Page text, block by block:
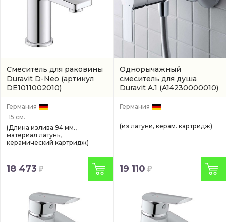
Смеситель для раковины
Duravit D-Neo (артикул
DE1011002010)
Германия
15 см.
(Длина излива 94 мм.,
материал латунь,
керамический картридж)
18 473
Однорычажный
смеситель для душа
Duravit A.1 (A14230000010)
Германия
(из латуни, керам. картридж)
19 110